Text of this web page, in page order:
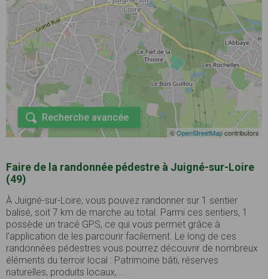
©OpenStreetMapcontributors
Recherche avancée
Faire de la randonnée pédestre à Juigné-sur-Loire
(49)
À Juigné-sur-Loire, vous pouvez randonner sur 1 sentier
balisé, soit 7 km de marche au total. Parmi ces sentiers, 1
possède un tracé GPS, ce qui vous permet grâce à
l'application de les parcourir facilement. Le long de ces
randonnées pédestres vous pourrez découvrir de nombreux
éléments du terroir local : Patrimoine bâti, réserves
naturelles, produits locaux, ...